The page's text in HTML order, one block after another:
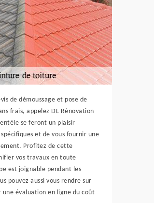
de démoussage et pose de
frais, appelez DL Rénovation
se feront un plaisir
et de vous fournir une
Profitez de cette
vos travaux en toute
est joignable pendant les
pouvez aussi vous rendre sur
évaluation en ligne du coût